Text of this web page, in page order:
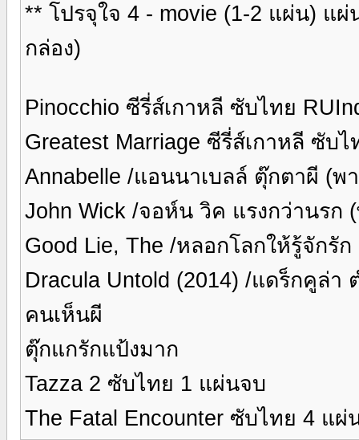
** โปรจุใจ 4 - movie (1-2 แผ่น) แ
กล่อง)
Pinocchio ซีรี่ส์เกาหลี ซับไทย
Greatest Marriage ซีรี่ส์เกาหลี ซับ
Annabelle /แอนนาเบลล์ ตุ๊กตาผี (พ
John Wick /จอห์น วิค แรงกว่านรก
Good Lie, The /หลอกโลกให้รู้จักรั
Dracula Untold (2014) /แดร็กคูล่
คนเห็นผี
ตุ๊กแกรักแป้งมาก
Tazza 2 ซับไทย 1 แผ่นจบ
The Fatal Encounter ซับไทย 4 แผ่